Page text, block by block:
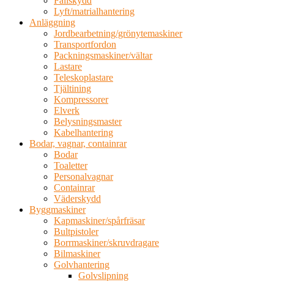
Lyft/matrialhantering
Anläggning
Jordbearbetning/grönytemaskiner
Transportfordon
Packningsmaskiner/vältar
Lastare
Teleskoplastare
Tjältining
Kompressorer
Elverk
Belysningsmaster
Kabelhantering
Bodar, vagnar, containrar
Bodar
Toaletter
Personalvagnar
Containrar
Väderskydd
Byggmaskiner
Kapmaskiner/spårfräsar
Bultpistoler
Borrmaskiner/skruvdragare
Bilmaskiner
Golvhantering
Golvslipning